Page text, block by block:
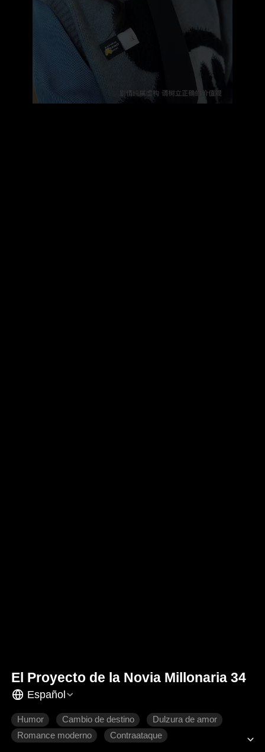
El Proyecto de la Novia Millonaria 34
Español
Humor Cambio de destino
Dulzura de amor
Romance moderno
Contraataque